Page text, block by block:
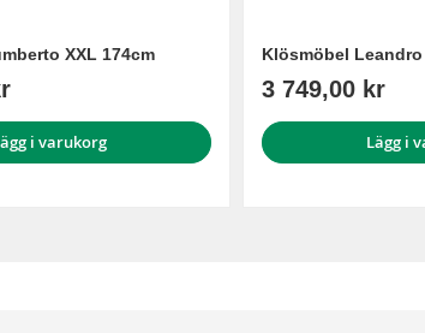
XXL 174cm
i varukorg
Klösmöbel Leandro
3 749,00 kr
Lägg i